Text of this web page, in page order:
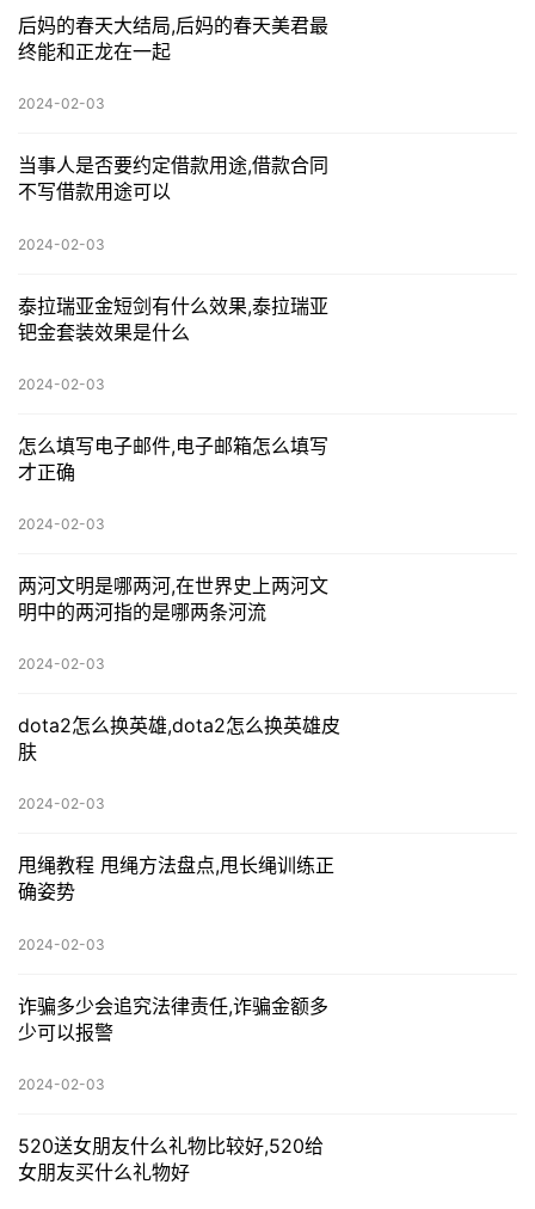
后妈的春天大结局,后妈的春天美君最
终能和正龙在一起
2024-02-03
当事人是否要约定借款用途,借款合同
不写借款用途可以
2024-02-03
泰拉瑞亚金短剑有什么效果,泰拉瑞亚
钯金套装效果是什么
2024-02-03
怎么填写电子邮件,电子邮箱怎么填写
才正确
2024-02-03
两河文明是哪两河,在世界史上两河文
明中的两河指的是哪两条河流
2024-02-03
dota2怎么换英雄,dota2怎么换英雄皮
肤
2024-02-03
甩绳教程 甩绳方法盘点,甩长绳训练正
确姿势
2024-02-03
诈骗多少会追究法律责任,诈骗金额多
少可以报警
2024-02-03
520送女朋友什么礼物比较好,520给
女朋友买什么礼物好